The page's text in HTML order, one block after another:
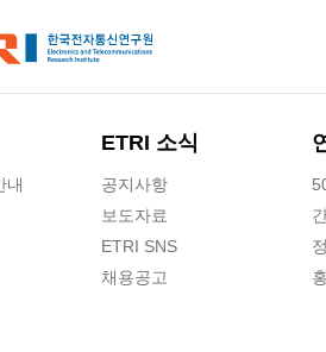
내
ETRI 소식
공지사항
보도자료
ETRI SNS
채용공고